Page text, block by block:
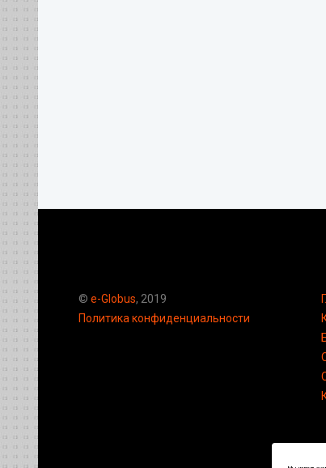
© e-Globus, 2019
Политика конфиденциальности